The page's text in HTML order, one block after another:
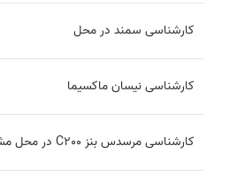
کارشناسی سمند در محل
کارشناسی نیسان ماکسیما
کارشناسی مرسدس بنز C200 در محل مشتری